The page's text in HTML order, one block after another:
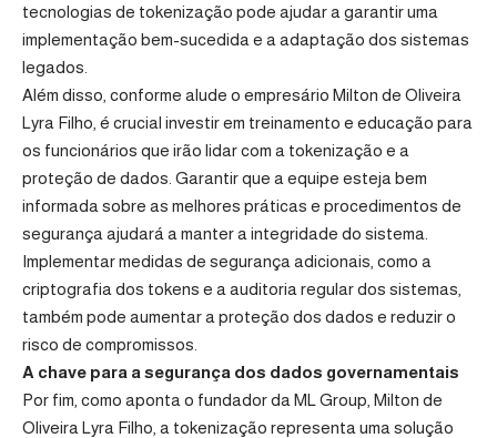
tecnologias de tokenização pode ajudar a garantir uma
implementação bem-sucedida e a adaptação dos sistemas
legados.
Além disso, conforme alude o empresário Milton de Oliveira
Lyra Filho, é crucial investir em treinamento e educação para
os funcionários que irão lidar com a tokenização e a
proteção de dados. Garantir que a equipe esteja bem
informada sobre as melhores práticas e procedimentos de
segurança ajudará a manter a integridade do sistema.
Implementar medidas de segurança adicionais, como a
criptografia dos tokens e a auditoria regular dos sistemas,
também pode aumentar a proteção dos dados e reduzir o
risco de compromissos.
A chave para a segurança dos dados governamentais
Por fim, como aponta o fundador da ML Group, Milton de
Oliveira Lyra Filho, a tokenização representa uma solução